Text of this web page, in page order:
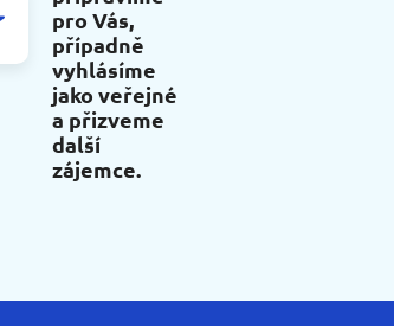
pro Vás,
případně
vyhlásíme
jako veřejné
a přizveme
další
zájemce.